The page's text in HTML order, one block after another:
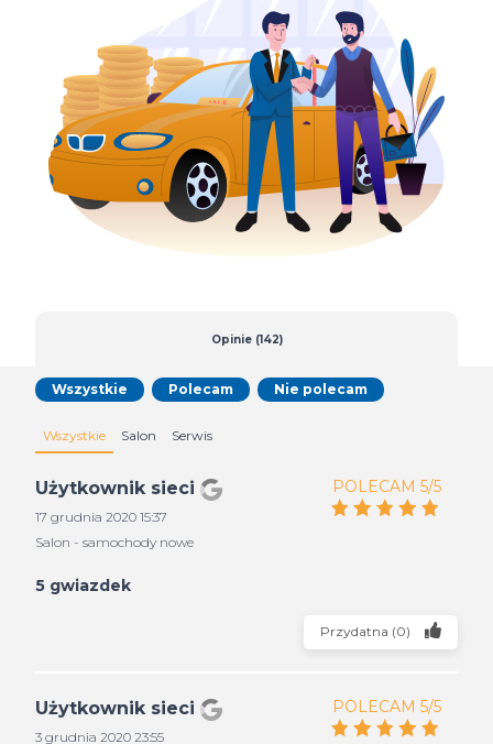
Opinie (142)
Wszystkie Salon Serwis
Wszystkie Polecam Nie polecam
Użytkownik sieci
17 grudnia 2020 15:37
Salon - samochody nowe
POLECAM 5/5
5 gwiazdek
Przydatna (0)
Użytkownik sieci
3 grudnia 2020 23:55
POLECAM 5/5